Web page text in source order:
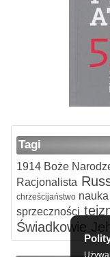
Tagi
1914Boże
Racjonalista
chrześcijaństwonauka
sprzeczności
Świadkowie